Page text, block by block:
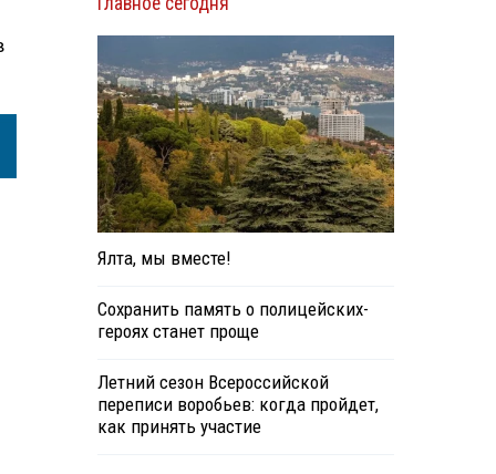
Ялта, мы вместе!
Сохранить память о полицейских-
героях станет проще
Летний сезон Всероссийской
переписи воробьев: когда пройдет,
как принять участие